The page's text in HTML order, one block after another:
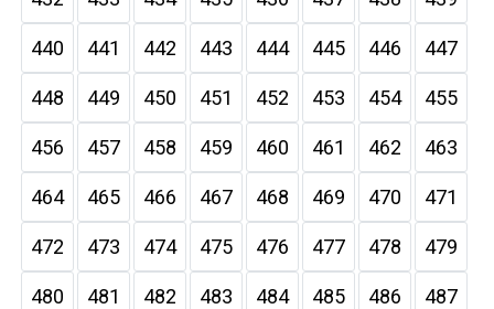
440 441 442 443 444 445 446 447
448 449 450 451 452 453 454 455
456 457 458 459 460 461 462 463
464 465 466 467 468 469 470 471
472 473 474 475 476 477 478 479
480 481 482 483 484 485 486 487